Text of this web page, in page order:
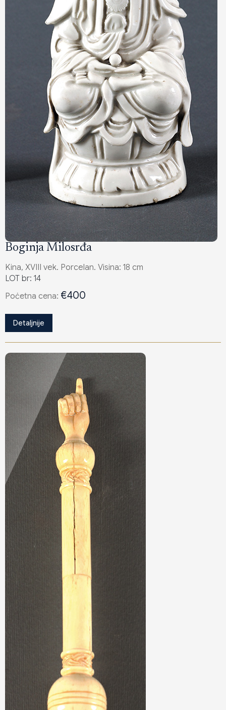
Boginja Milosrđa
Kina, XVIII vek. Porcelan. Visina: 18 cm
LOT br: 14
Poċetna cena: €400
Detaljnije